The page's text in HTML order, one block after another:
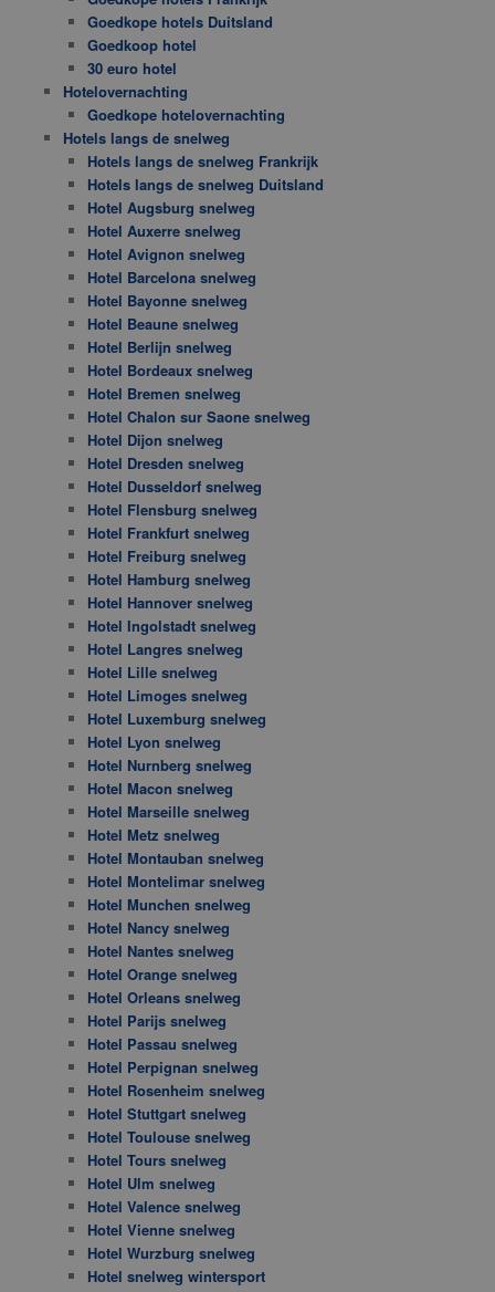
Goedkope hotels Duitsland
Goedkoop hotel
30 euro hotel
Hotelovernachting
Goedkope hotelovernachting
Hotels langs de snelweg
Hotels langs de snelweg Frankrijk
Hotels langs de snelweg Duitsland
Hotel Augsburg snelweg
Hotel Auxerre snelweg
Hotel Avignon snelweg
Hotel Barcelona snelweg
Hotel Bayonne snelweg
Hotel Beaune snelweg
Hotel Berlijn snelweg
Hotel Bordeaux snelweg
Hotel Bremen snelweg
Hotel Chalon sur Saone snelweg
Hotel Dijon snelweg
Hotel Dresden snelweg
Hotel Dusseldorf snelweg
Hotel Flensburg snelweg
Hotel Frankfurt snelweg
Hotel Freiburg snelweg
Hotel Hamburg snelweg
Hotel Hannover snelweg
Hotel Ingolstadt snelweg
Hotel Langres snelweg
Hotel Lille snelweg
Hotel Limoges snelweg
Hotel Luxemburg snelweg
Hotel Lyon snelweg
Hotel Nurnberg snelweg
Hotel Macon snelweg
Hotel Marseille snelweg
Hotel Metz snelweg
Hotel Montauban snelweg
Hotel Montelimar snelweg
Hotel Munchen snelweg
Hotel Nancy snelweg
Hotel Nantes snelweg
Hotel Orange snelweg
Hotel Orleans snelweg
Hotel Parijs snelweg
Hotel Passau snelweg
Hotel Perpignan snelweg
Hotel Rosenheim snelweg
Hotel Stuttgart snelweg
Hotel Toulouse snelweg
Hotel Tours snelweg
Hotel Ulm snelweg
Hotel Valence snelweg
Hotel Vienne snelweg
Hotel Wurzburg snelweg
Hotel snelweg wintersport